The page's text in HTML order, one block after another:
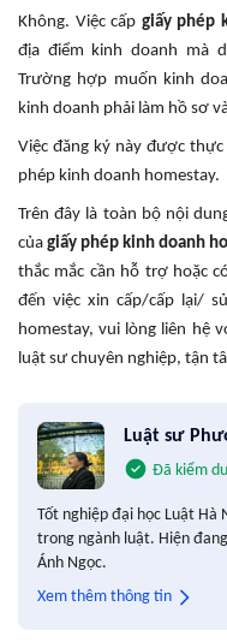
Không. Việc cấp giấy phép
địa điểm kinh doanh mà
Trường hợp muốn kinh
kinh doanh phải làm hồ sơ
Việc đăng ký này được
phép kinh doanh homestay.
Trên đây là toàn bộ nội
của giấy phép kinh doanh
thắc mắc cần hỗ trợ hoặc
đến việc xin cấp/cấp lại/
homestay, vui lòng liên hệ
luật sư chuyên nghiệp, tận
Luật sư
Đã kiểm
Tốt nghiệp đại học Luật Hà
trong ngành luật. Hiện
Ánh Ngọc.
Xem thêm thông tin